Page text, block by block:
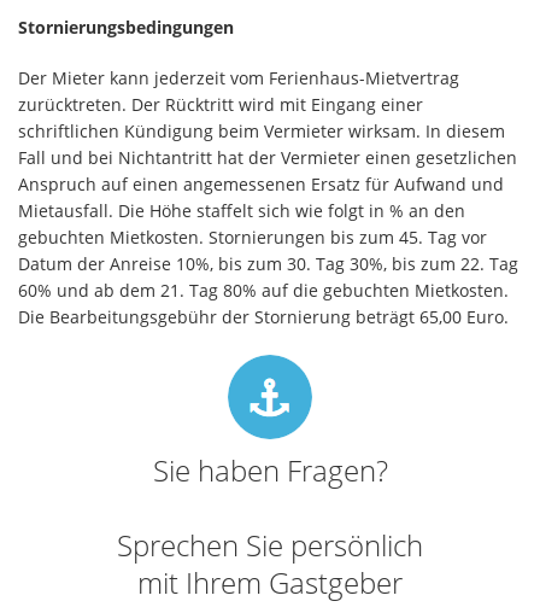
Stornierungsbedingungen
Der Mieter kann jederzeit vom Ferienhaus-Mietvertrag
zurücktreten. Der Rücktritt wird mit Eingang einer
schriftlichen Kündigung beim Vermieter wirksam. In diesem
Fall und bei Nichtantritt hat der Vermieter einen gesetzlichen
Anspruch auf einen angemessenen Ersatz für Aufwand und
Mietausfall. Die Höhe staffelt sich wie folgt in % an den
gebuchten Mietkosten. Stornierungen bis zum 45. Tag vor
Datum der Anreise 10%, bis zum 30. Tag 30%, bis zum 22. Tag
60% und ab dem 21. Tag 80% auf die gebuchten Mietkosten.
Die Bearbeitungsgebühr der Stornierung beträgt 65,00 Euro.
Sie haben Fragen?
Sprechen Sie persönlich
mit Ihrem Gastgeber